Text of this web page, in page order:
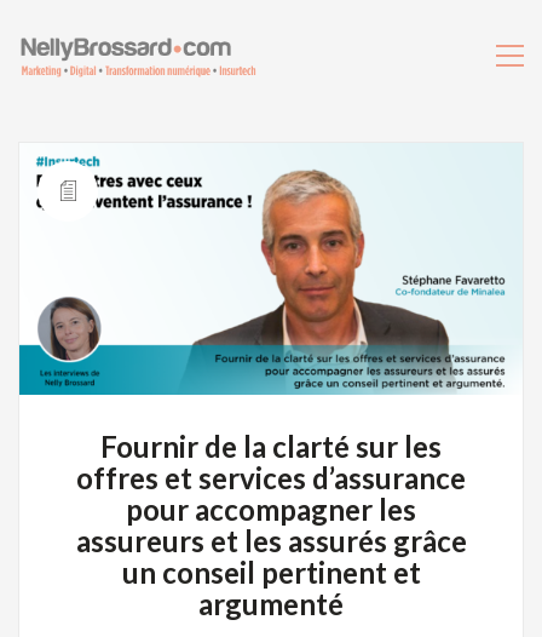
Fournir de la clarté sur les
offres et services d’assurance
pour accompagner les
assureurs et les assurés grâce
un conseil pertinent et
argumenté